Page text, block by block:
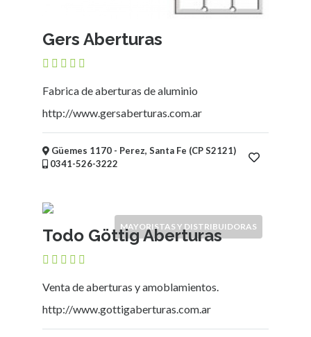
Gers Aberturas
Fabrica de aberturas de aluminio
http://www.gersaberturas.com.ar
Güemes 1170 - Perez, Santa Fe (CP S2121)
0341-526-3222
MAYORISTAS Y DISTRIBUIDORAS
Todo Göttig Aberturas
Venta de aberturas y amoblamientos.
http://www.gottigaberturas.com.ar